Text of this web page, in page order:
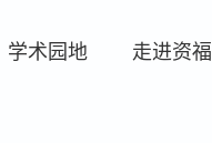
学术园地 走进资福